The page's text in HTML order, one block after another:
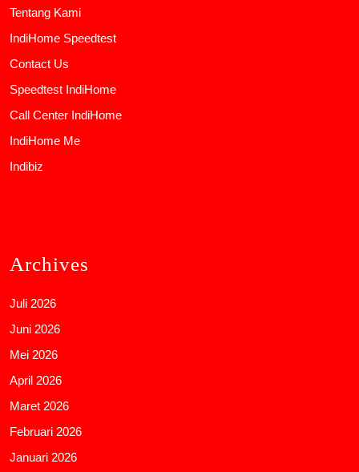
Tentang Kami
IndiHome Speedtest
Contact Us
Speedtest IndiHome
Call Center IndiHome
IndiHome Me
Indibiz
Archives
Juli 2026
Juni 2026
Mei 2026
April 2026
Maret 2026
Februari 2026
Januari 2026